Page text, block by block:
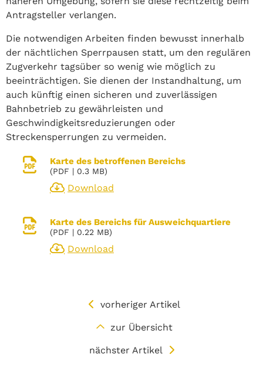
Antragsteller verlangen.
Die notwendigen Arbeiten finden bewusst innerhalb
der nächtlichen Sperrpausen statt, um den regulären
Zugverkehr tagsüber so wenig wie möglich zu
beeinträchtigen. Sie dienen der Instandhaltung, um
auch künftig einen sicheren und zuverlässigen
Bahnbetrieb zu gewährleisten und
Geschwindigkeitsreduzierungen oder
Streckensperrungen zu vermeiden.
Karte des betroffenen Bereichs
(PDF | 0.3 MB)
Download
Karte des Bereichs für Ausweichquartiere
(PDF | 0.22 MB)
Download
vorheriger Artikel
zur Übersicht
nächster Artikel